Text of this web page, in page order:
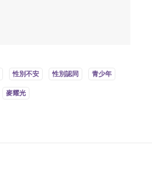
性別不安 性別認同 青少年
麥耀光